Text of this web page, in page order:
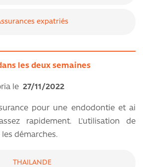
expatriés
les deux semaines
le 27/11/2022
pour une endodontie et ai
rapidement. L'utilisation de
démarches.
THAILANDE